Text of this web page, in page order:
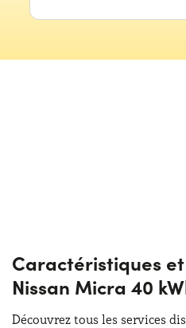
Caractéristiques
Nissan Micra 40
Découvrez tous les services